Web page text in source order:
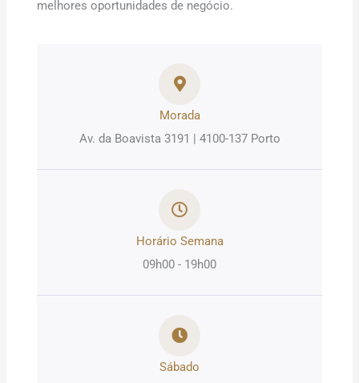
melhores oportunidades de negócio.
Morada
Av. da Boavista 3191 | 4100-137 Porto
Horário Semana
09h00 - 19h00
Sábado